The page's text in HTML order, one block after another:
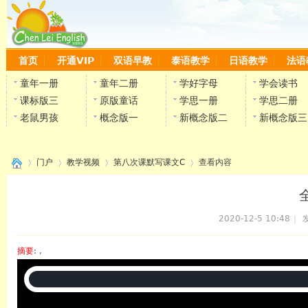
首页 开通VIP 双语早教 泰语教学 日语教学 法语
童年一册 童年二册 学好字母
学会读书
课标版三
原版童话 学思一册
学思二册
老鼠男孩
概念版一 新概念版二 新概念版三
陈雷
门户 教学视频 第八次课默写课文C 查看内容
2020-12-5 10:48
摘要: ,